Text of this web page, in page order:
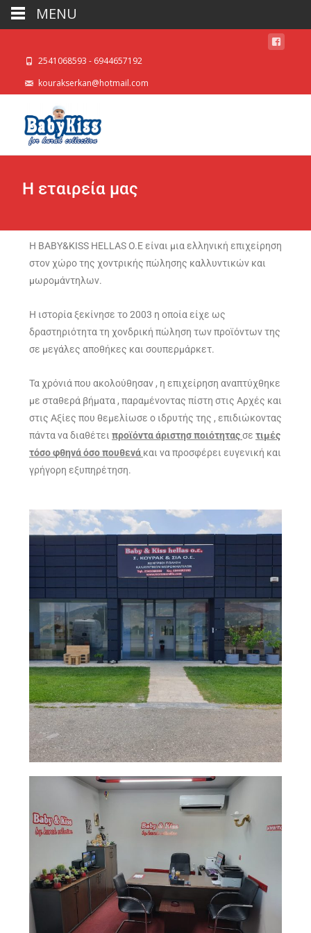
2541068593 - 6944657192
kourakserkan@hotmail.com
Η εταιρεία μας
Η BABY&KISS HELLAS O.E είναι μια ελληνική επιχείρηση
στον χώρο της χοντρικής πώλησης καλλυντικών και
μωρομάντηλων.
Η ιστορία ξεκίνησε το 2003 η οποία είχε ως
δραστηριότητα τη χονδρική πώληση των προϊόντων της
σε μεγάλες αποθήκες και σουπερμάρκετ.
Τα χρόνιά που ακολούθησαν , η επιχείρηση αναπτύχθηκε
με σταθερά βήματα , παραμένοντας πίστη στις Αρχές και
στις Αξίες που θεμελίωσε ο ιδρυτής της , επιδιώκοντας
πάντα να διαθέτει προϊόνταάριστησποιότηταςσε τιμές
τόσο φθηνά όσο πουθενά και να προσφέρει ευγενική και
γρήγορη εξυπηρέτηση.
MENU